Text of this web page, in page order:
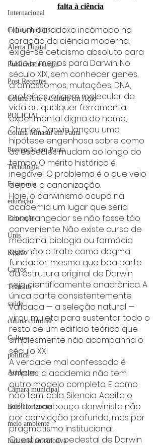
Internacional
Coluna Jurídica
Alerta Digital
Publicidade Legal
Post Recentes
Coluna Arte e Cultura em Ação
POLICIAL
Coluna Minasul em Pauta
Prevenção em Pauta
Tecnologia
Economia
educaçao
Educação
Unis
Região
Carros
Trânsito
saúde
coluna criminal
Cultura
politica
Acidentes
Câmara municipal
Belo Horizonte
meio ambiente
Industria automotiva
falta à ciência
Há um paradoxo incômodo no
coração da ciência moderna:
exige-se ceticismo absoluto para
tudo — menos para Darwin. No
século XIX, sem conhecer genes,
cromossomos, mutações, DNA,
proteínas, origem molecular da
vida ou qualquer ferramenta
experimental digna do nome,
Charles Darwin lançou uma
hipótese engenhosa sobre como
as espécies mudam ao longo do
tempo. O mérito histórico é
inegável. O problema é o que veio
depois: a canonização.
Hoje, o darwinismo ocupa na
academia um lugar que seria
constrangedor se não fosse tão
conveniente. Não existe curso de
medicina, biologia ou farmácia
que não o trate como dogma
fundador, mesmo que boa parte
da estrutura original de Darwin
seja cientificamente anacrônica. A
única parte consistentemente
validada — a seleção natural —
virou muleta para sustentar todo o
resto de um edifício teórico que
simplesmente não acompanha o
século XXI.
A verdade mal confessada é
simples: a academia não tem
outro modelo completo. E como
não tem, cala. Silencia. Aceita o
velho arcabouço darwinista não
por convicção profunda, mas por
pragmatismo institucional.
Questionar o pedestal de Darwin